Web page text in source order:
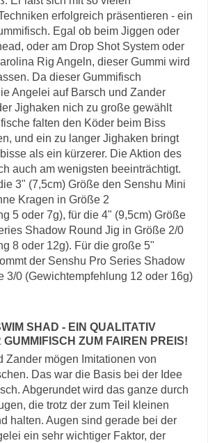
erfolgreich präsentieren - ein
Egal ob beim Jiggen oder
oder am Drop Shot System oder
Rig Angeln, dieser Gummi wird
Da dieser Gummifisch
Angelei auf Barsch und Zander
Jighaken nich zu große gewählt
falten den Köder beim Biss
und ein zu langer Jighaken bringt
als ein kürzerer. Die Aktion des
auch am wenigsten beeinträchtigt.
3" (7,5cm) Größe den Senshu Mini
Kragen in Größe 2
5 oder 7g), für die 4" (9,5cm) Größe
Shadow Round Jig in Größe 2/0
8 oder 12g). Für die große 5"
der Senshu Pro Series Shadow
3/0 (Gewichtempfehlung 12 oder 16g)
SHAD - EIN QUALITATIV
GUMMIFISCH ZUM FAIREN PREIS!
Zander mögen Imitationen von
Das war die Basis bei der Idee
Abgerundet wird das ganze durch
die trotz der zum Teil kleinen
halten. Augen sind gerade bei der
ein sehr wichtiger Faktor, der